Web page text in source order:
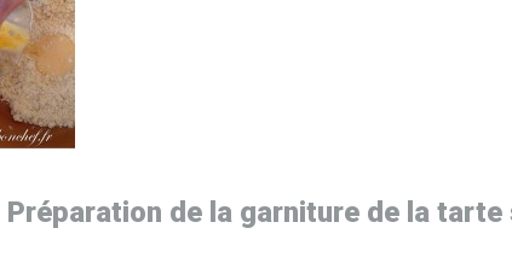
Préparation de la garniture de la tarte